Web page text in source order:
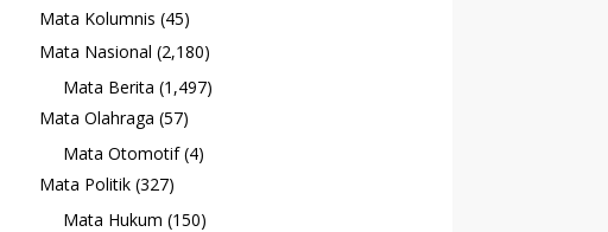
Mata Kolumnis (45)
Mata Nasional (2,180)
Mata Berita (1,497)
Mata Olahraga (57)
Mata Otomotif(4)
Mata Politik (327)
Mata Hukum (150)